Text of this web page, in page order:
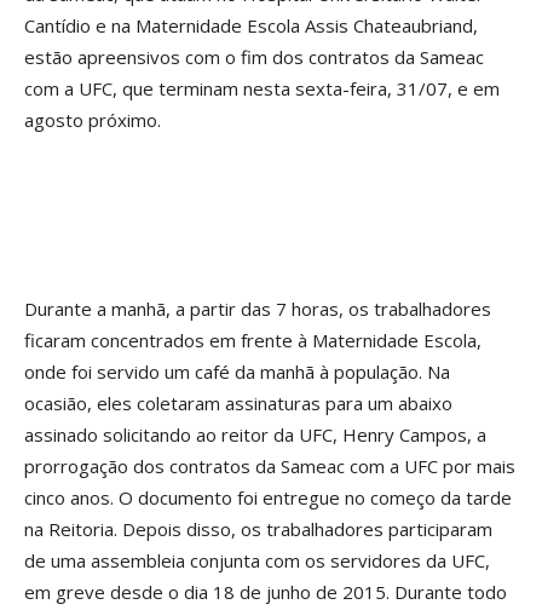
Cantídio e na Maternidade Escola Assis Chateaubriand,
estão apreensivos com o fim dos contratos da Sameac
com a UFC, que terminam nesta sexta-feira, 31/07, e em
agosto próximo.
Durante a manhã, a partir das 7 horas, os trabalhadores
ficaram concentrados em frente à Maternidade Escola,
onde foi servido um café da manhã à população. Na
ocasião, eles coletaram assinaturas para um abaixo
assinado solicitando ao reitor da UFC, Henry Campos, a
prorrogação dos contratos da Sameac com a UFC por mais
cinco anos. O documento foi entregue no começo da tarde
na Reitoria. Depois disso, os trabalhadores participaram
de uma assembleia conjunta com os servidores da UFC,
em greve desde o dia 18 de junho de 2015. Durante todo